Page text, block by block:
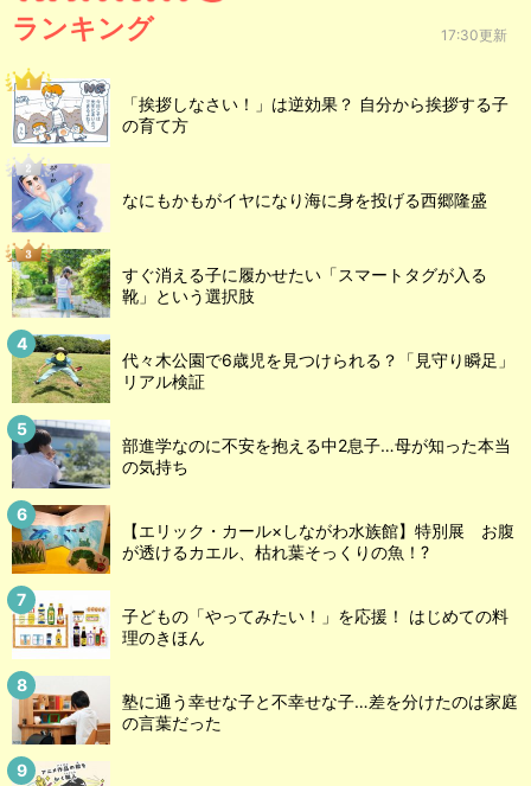
ランキング 17:30更新
「挨拶しなさい！」は逆効果？ 自分から挨拶する子
の育て方
なにもかもがイヤになり海に身を投げる西郷隆盛
すぐ消える子に履かせたい「スマートタグが入る
靴」という選択肢
代々木公園で6歳児を見つけられる？「見守り瞬足」
リアル検証
部進学なのに不安を抱える中2息子…母が知った本当
の気持ち
【エリック・カール×しながわ水族館】特別展 お腹
が透けるカエル、枯れ葉そっくりの魚！?
子どもの「やってみたい！」を応援！ はじめての料
理のきほん
塾に通う幸せな子と不幸せな子…差を分けたのは家庭
の言葉だった